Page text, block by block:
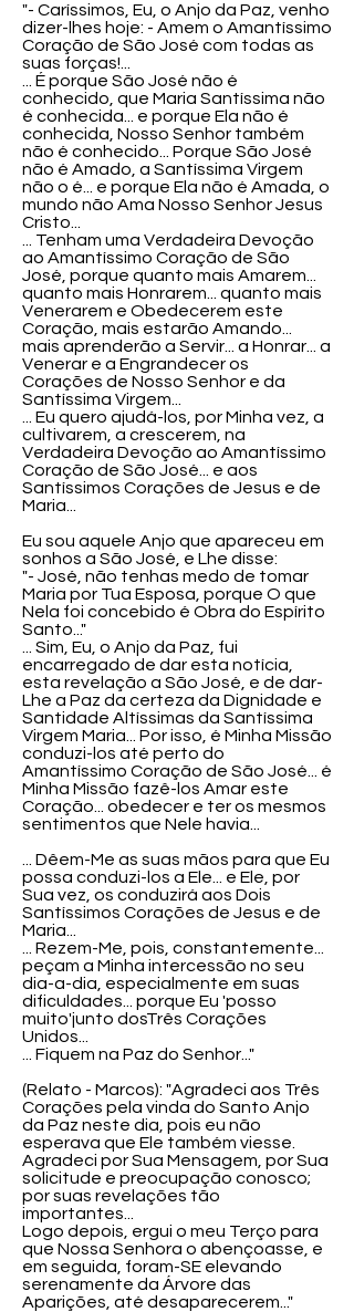
"- Caríssimos, Eu, o Anjo da Paz, venho
dizer-lhes hoje: - Amem o Amantíssimo
Coração de São José com todas as
suas forças!...
... É porque São José não é
conhecido, que Maria Santíssima não
é conhecida... e porque Ela não é
conhecida, Nosso Senhor também
não é conhecido... Porque São José
não é Amado, a Santíssima Virgem
não o é... e porque Ela não é Amada, o
mundo não Ama Nosso Senhor Jesus
Cristo...
... Tenham uma Verdadeira Devoção
ao Amantíssimo Coração de São
José, porque quanto mais Amarem...
quanto mais Honrarem... quanto mais
Venerarem e Obedecerem este
Coração, mais estarão Amando...
mais aprenderão a Servir... a Honrar... a
Venerar e a Engrandecer os
Corações de Nosso Senhor e da
Santíssima Virgem...
... Eu quero ajudá-los, por Minha vez, a
cultivarem, a crescerem, na
Verdadeira Devoção ao Amantíssimo
Coração de São José... e aos
Santíssimos Corações de Jesus e de
Maria...
Eu sou aquele Anjo que apareceu em
sonhos a São José, e Lhe disse:
"- José, não tenhas medo de tomar
Maria por Tua Esposa, porque O que
Nela foi concebido é Obra do Espírito
Santo..."
... Sim, Eu, o Anjo da Paz, fui
encarregado de dar esta notícia,
esta revelação a São José, e de dar-
Lhe a Paz da certeza da Dignidade e
Santidade Altíssimas da Santíssima
Virgem Maria... Por isso, é Minha Missão
conduzi-los até perto do
Amantíssimo Coração de São José... é
Minha Missão fazê-los Amar este
Coração... obedecer e ter os mesmos
sentimentos que Nele havia...
... Dêem-Me as suas mãos para que Eu
possa conduzi-los a Ele... e Ele, por
Sua vez, os conduzirá aos Dois
Santíssimos Corações de Jesus e de
Maria...
... Rezem-Me, pois, constantemente...
peçam a Minha intercessão no seu
dia-a-dia, especialmente em suas
dificuldades... porque Eu 'posso
muito'junto dosTrês Corações
Unidos...
... Fiquem na Paz do Senhor..."
(Relato - Marcos): "Agradeci aos Três
Corações pela vinda do Santo Anjo
da Paz neste dia, pois eu não
esperava que Ele também viesse.
Agradeci por Sua Mensagem, por Sua
solicitude e preocupação conosco;
por suas revelações tão
importantes...
Logo depois, ergui o meu Terço para
que Nossa Senhora o abençoasse, e
em seguida, foram-SE elevando
serenamente da Árvore das
Aparições, até desaparecerem..."